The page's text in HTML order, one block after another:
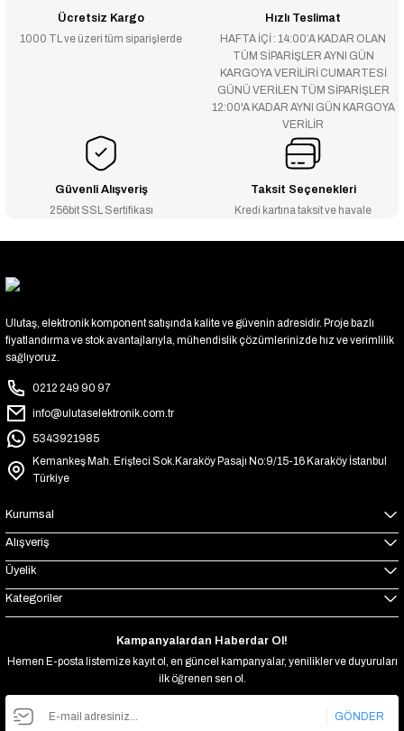
Ücretsiz Kargo
1000 TL ve üzeri tüm siparişlerde
Hızlı Teslimat
HAFTA İÇİ : 14:00’A KADAR OLAN
TÜM SİPARİŞLER AYNI GÜN
KARGOYA VERİLİRİ CUMARTESİ
GÜNÜ VERİLEN TÜM SİPARİŞLER
12:00'A KADAR AYNI GÜN KARGOYA
VERİLİR
Güvenli Alışveriş
256bit SSL Sertifikası
Taksit Seçenekleri
Kredi kartına taksit ve havale
Ulutaş, elektronik komponent satışında kalite ve güvenin adresidir. Proje bazlı
fiyatlandırma ve stok avantajlarıyla, mühendislik çözümlerinizde hız ve verimlilik
sağlıyoruz.
0212 249 90 97
info@ulutaselektronik.com.tr
5343921985
Kemankeş Mah. Erişteci Sok.Karaköy Pasajı No:9/15-16 Karaköy İstanbul
Türkiye
Kurumsal
Alışveriş
Üyelik
Kategoriler
Kampanyalardan Haberdar Ol!
Hemen E-posta listemize kayıt ol, en güncel kampanyalar, yenilikler ve duyuruları
ilk öğrenen sen ol.
GÖNDER